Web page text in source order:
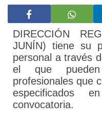
DIRECCIÓN
JUNÍN) tiene su
personal a través
el que
profesionales que
convocatoria.